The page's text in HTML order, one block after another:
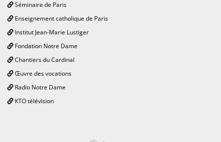
Séminaire de Paris
Enseignement catholique de Paris
Institut Jean-Marie Lustiger
Fondation Notre Dame
Chantiers du Cardinal
Œuvre des vocations
Radio Notre Dame
KTO télévision